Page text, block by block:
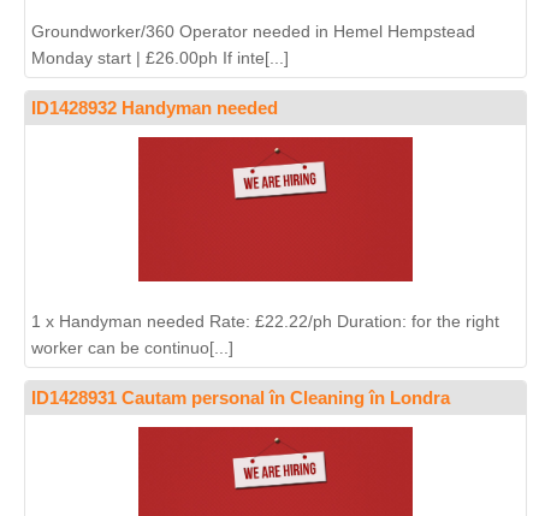
Groundworker/360 Operator needed in Hemel Hempstead
Monday start | £26.00ph If inte[...]
ID1428932 Handyman needed
1 x Handyman needed Rate: £22.22/ph Duration: for the right
worker can be continuo[...]
ID1428931 Cautam personal în Cleaning în Londra